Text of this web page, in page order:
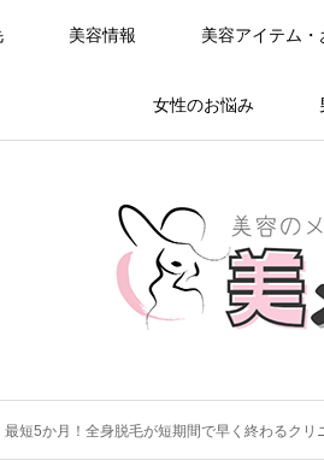
美容情報 美容アイテム・
女性のお悩み
短5か月！全身脱毛が短期間で早く終わるクリ